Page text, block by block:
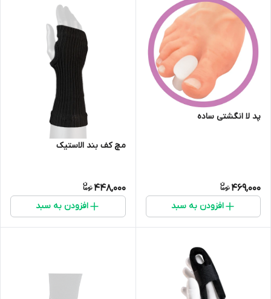
پد لا انگشتی ساده
469,000
افزودن به سبد
مچ کف بند الاستیک
448,000
افزودن به سبد